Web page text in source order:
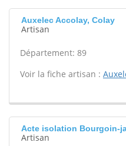
Auxelec Accolay, Colay
Artisan
Département: 89
Voir la fiche artisan :
Acte isolation Bourgoin-
Artisan